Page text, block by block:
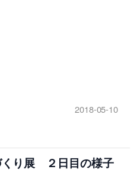
2018-05-10
くり展 ２日目の様子